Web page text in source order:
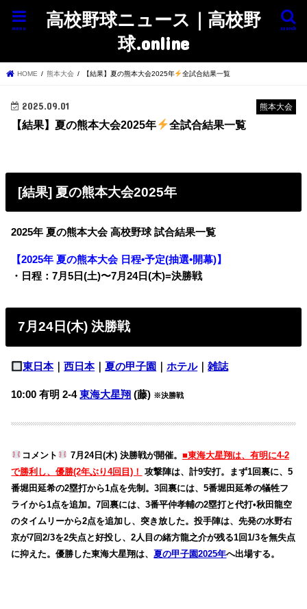
高校野球ニュース｜高校野
球.online
search
menu
HOME 熊本大会 【結果】夏の熊本大会2025年 全試合結果一覧
熊本大会
2025.09.01
【結果】夏の熊本大会2025年 全試合結果一覧
[結果] 夏の熊本大会2025年
2025年 夏の熊本大会 高校野球 試合結果一覧
【2025年 夏の熊本大会 日程•予定(抽選•開幕)】
・日程：7月5日(土)〜7月24日(木)=決勝戦
7月24日(木) 決勝戦
東日本｜西日本｜夏の甲子園 ｜ホテル｜雑誌
10:00 有明 2-4東海大星翔 (藤) ※決勝戦
コメント 7月24日(木) 決勝戦が開催。 ■東海大星翔は、有明に4-2
で勝利し、優勝(2年ぶり4回目)！ 攻撃陣は、計9安打。まず1回裏に、5
番堀田延希の2塁打から1点を先制。3回裏には、5番堀田延希の犠牲フ
ライから1点を追加。7回裏には、3番平仲孝輔の2塁打と代打•秋田龍空
のタイムリーから2点を追加し、突き放した。投手陣は、先発の水野右
京が7回2/3を2失点と好投し、2人目の緒方龍之介が残る1回1/3を無失点
に抑えた。優勝した東海大星翔は、夏の甲子園2025年へ出場する。